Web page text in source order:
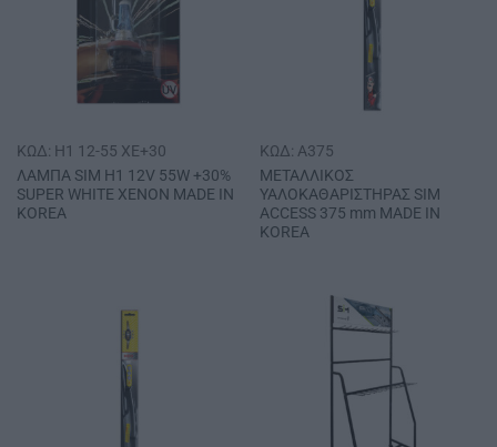
ΚΩΔ: H1 12-55 XE+30
ΛΑΜΠΑ SΙΜ Η1 12V 55W +30%
SUPER WHITE ΧΕΝΟΝ MADE IN
ΚΟRΕΑ
ΚΩΔ: A375
ΜΕΤΑΛΛΙΚΟΣ
ΥΑΛΟΚΑΘΑΡΙΣΤΗΡΑΣ SΙΜ
ACCESS 375 mm MADE IN
KOREA